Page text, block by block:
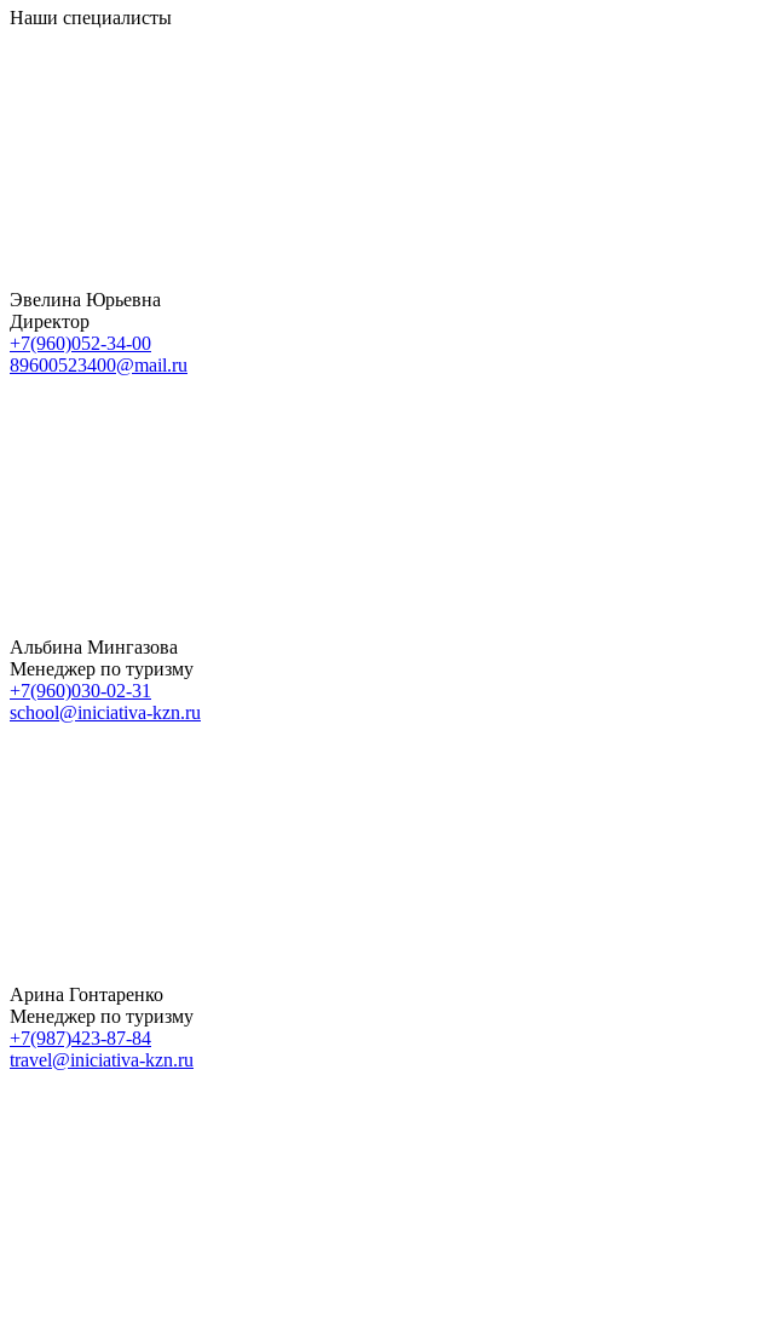
Наши специалисты
Эвелина Юрьевна
Директор
+7(960)052-34-00
89600523400@mail.ru
Альбина Мингазова
Менеджер по туризму
+7(960)030-02-31
school@iniciativa-kzn.ru
Арина Гонтаренко
Менеджер по туризму
+7(987)423-87-84
travel@iniciativa-kzn.ru